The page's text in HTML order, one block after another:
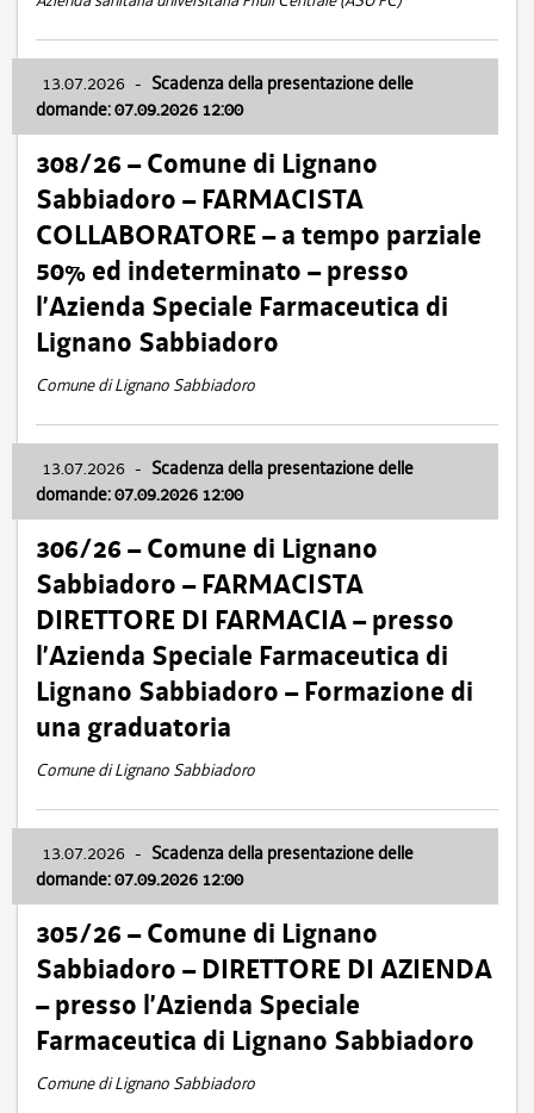
13.07.2026 - Scadenza della presentazione delle
domande: 07.09.2026 12:00
308/26 – Comune di Lignano
Sabbiadoro – FARMACISTA
COLLABORATORE – a tempo parziale
50% ed indeterminato – presso
l’Azienda Speciale Farmaceutica di
Lignano Sabbiadoro
Comune di Lignano Sabbiadoro
13.07.2026 - Scadenza della presentazione delle
domande: 07.09.2026 12:00
306/26 – Comune di Lignano
Sabbiadoro – FARMACISTA
DIRETTORE DI FARMACIA – presso
l’Azienda Speciale Farmaceutica di
Lignano Sabbiadoro – Formazione di
una graduatoria
Comune di Lignano Sabbiadoro
13.07.2026 - Scadenza della presentazione delle
domande: 07.09.2026 12:00
305/26 – Comune di Lignano
Sabbiadoro – DIRETTORE DI AZIENDA
– presso l’Azienda Speciale
Farmaceutica di Lignano Sabbiadoro
Comune di Lignano Sabbiadoro